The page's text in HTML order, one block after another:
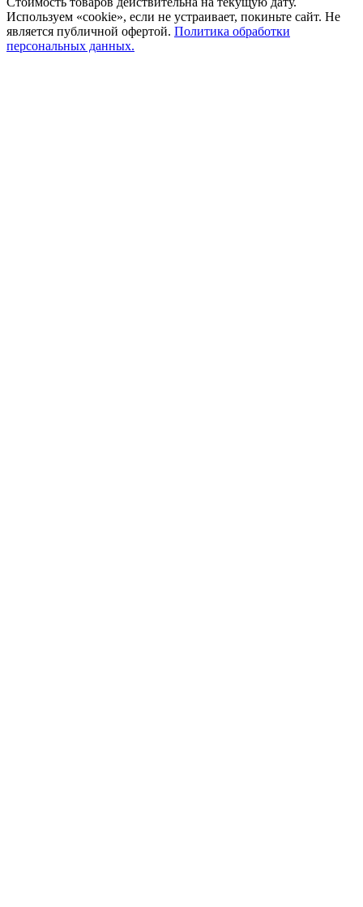
Используем «cookie», если не устраивает, покиньте сайт. Не
является публичной офертой. Политика обработки
персональных данных.